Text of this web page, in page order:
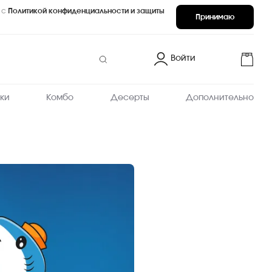
Принимаю
с Политикой конфиденциальности и защиты
Войти
Комбо Десерты Дополнительно